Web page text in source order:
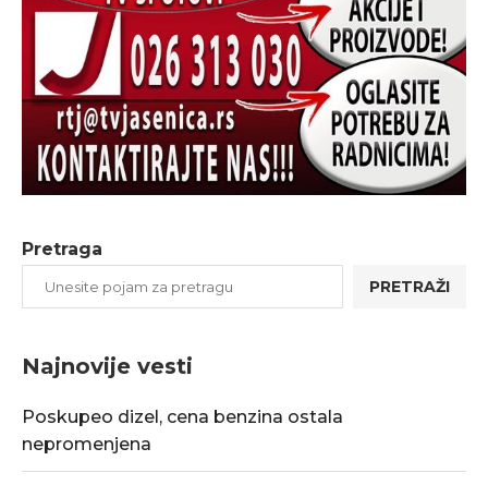
Pretraga
PRETRAŽI
Najnovije vesti
Poskupeo dizel, cena benzina ostala
nepromenjena